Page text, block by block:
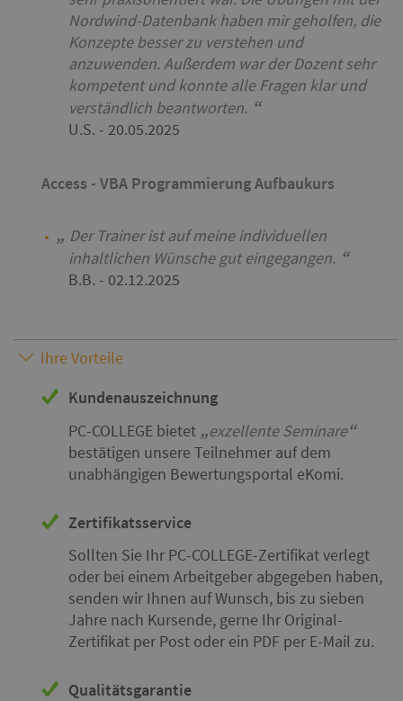
Nordwind-Datenbank haben mir geholfen, die
Konzepte besser zu verstehen und
anzuwenden. Außerdem war der Dozent sehr
kompetent und konnte alle Fragen klar und
verständlich beantworten.
U.S. - 20.05.2025
Access - VBA Programmierung Aufbaukurs
Der Trainer ist auf meine individuellen
inhaltlichen Wünsche gut eingegangen.
B.B. - 02.12.2025
Ihre Vorteile
Kundenauszeichnung
PC-COLLEGE bietet
exzellente Seminare
bestätigen unsere Teilnehmer auf dem
unabhängigen Bewertungsportal eKomi.
Zertifikatsservice
Sollten Sie Ihr PC-COLLEGE-Zertifikat verlegt
oder bei einem Arbeitgeber abgegeben haben,
senden wir Ihnen auf Wunsch, bis zu sieben
Jahre nach Kursende, gerne Ihr Original-
Zertifikat per Post oder ein PDF per E-Mail zu.
Qualitätsgarantie